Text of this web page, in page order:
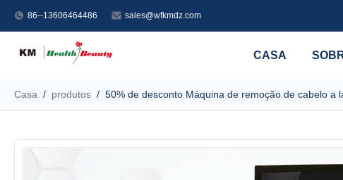
86--13606464486 sales@wfkmdz.com
CASA
Casa / produtos / 50% de desconto Máquina de remoção de cabelo